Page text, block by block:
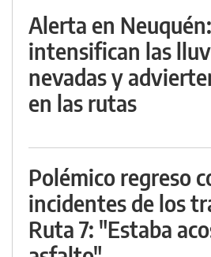
Alerta en
intensifican las
nevadas y
en las rutas
Polémico regreso
incidentes de los
Ruta 7: "Estaba